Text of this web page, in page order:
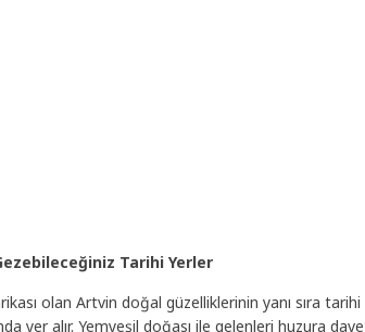
Tarihi Yerler
olan Artvin doğal güzelliklerinin yanı sıra tarihi
yer alır. Yemyeşil doğası ile gelenleri huzura